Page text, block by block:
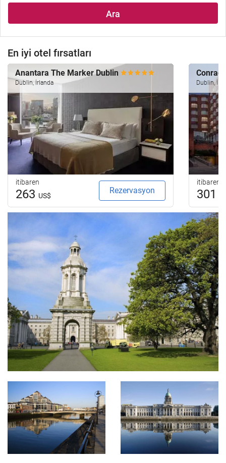
Ara
En iyi otel fırsatları
Anantara The Marker Dublin
Dublin, İrlanda
itibaren
263 US$
Rezervasyon
Conrad
Dublin,
itibaren
301